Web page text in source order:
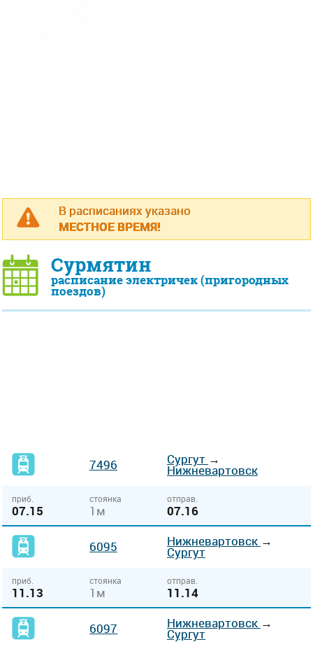
В расписаниях указано
МЕСТНОЕ ВРЕМЯ!
Сурмятин
расписание электричек (пригородных
поездов)
7496 Сургут →
Нижневартовск
приб.
07.15
стоянка
1м
отправ.
07.16
6095 Нижневартовск →
Сургут
приб.
11.13
стоянка
1м
отправ.
11.14
6097 Нижневартовск →
Сургут